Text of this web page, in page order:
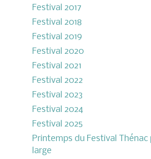
Festival 2017
Festival 2018
Festival 2019
Festival 2020
Festival 2021
Festival 2022
Festival 2023
Festival 2024
Festival 2025
Printemps du Festival Thénac
large